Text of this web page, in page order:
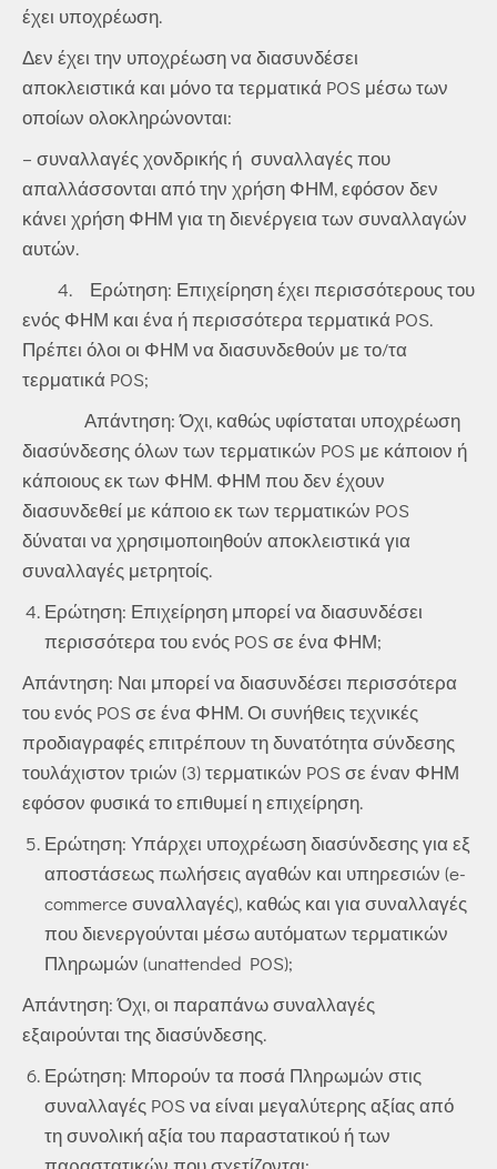
έχει υποχρέωση.
Δεν έχει την υποχρέωση να διασυνδέσει
αποκλειστικά και μόνο τα τερματικά POS μέσω των
οποίων ολοκληρώνονται:
– συναλλαγές χονδρικής ή συναλλαγές που
απαλλάσσονται από την χρήση ΦΗΜ, εφόσον δεν
κάνει χρήση ΦΗΜ για τη διενέργεια των συναλλαγών
αυτών.
4. Ερώτηση: Επιχείρηση έχει περισσότερους του
ενός ΦΗΜ και ένα ή περισσότερα τερματικά POS.
Πρέπει όλοι οι ΦΗΜ να διασυνδεθούν με το/τα
τερματικά POS;
Απάντηση: Όχι, καθώς υφίσταται υποχρέωση
διασύνδεσης όλων των τερματικών POS με κάποιον ή
κάποιους εκ των ΦΗΜ. ΦΗΜ που δεν έχουν
διασυνδεθεί με κάποιο εκ των τερματικών POS
δύναται να χρησιμοποιηθούν αποκλειστικά για
συναλλαγές μετρητοίς.
Ερώτηση: Επιχείρηση μπορεί να διασυνδέσει
περισσότερα του ενός POS σε ένα ΦΗΜ;
Απάντηση: Ναι μπορεί να διασυνδέσει περισσότερα
του ενός POS σε ένα ΦΗΜ. Οι συνήθεις τεχνικές
προδιαγραφές επιτρέπουν τη δυνατότητα σύνδεσης
τουλάχιστον τριών (3) τερματικών POS σε έναν ΦΗΜ
εφόσον φυσικά το επιθυμεί η επιχείρηση.
Ερώτηση: Υπάρχει υποχρέωση διασύνδεσης για εξ
αποστάσεως πωλήσεις αγαθών και υπηρεσιών (e-
commerce συναλλαγές), καθώς και για συναλλαγές
που διενεργούνται μέσω αυτόματων τερματικών
Πληρωμών (unattended POS);
Απάντηση: Όχι, οι παραπάνω συναλλαγές
εξαιρούνται της διασύνδεσης.
Ερώτηση: Μπορούν τα ποσά Πληρωμών στις
συναλλαγές POS να είναι μεγαλύτερης αξίας από
τη συνολική αξία του παραστατικού ή των